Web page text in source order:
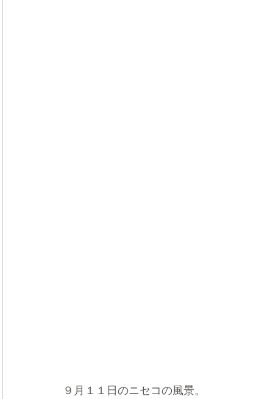
９月１１日のニセコの風景。